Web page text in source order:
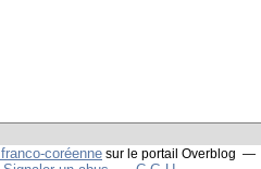
coréenne sur le portail Overblog